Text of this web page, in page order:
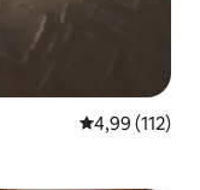
Povprečna
4,99 (112)